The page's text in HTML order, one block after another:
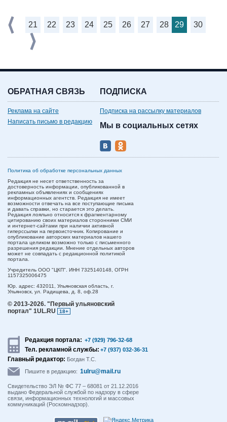
21 22 23 24 25 26 27 28 29 30
ОБРАТНАЯ СВЯЗЬ
Реклама на сайте
Написать письмо в редакцию
ПОДПИСКА
Подписка на рассылку материалов
Мы в социальных сетях
Политика об обработке персональных данных
Редакция не несет ответственность за
достоверность информации, опубликованной в
рекламных объявлениях и сообщениях
информационных агентств. Редакция не имеет
возможности отвечать на все поступающие письма
и давать справки, но старается это делать.
Редакция лояльно относится к фрагментарному
цитированию своих материалов сторонними СМИ
и интернет-сайтами при наличии активной
гиперссылки на первоисточник. Копирование и
опубликование авторских материалов нашего
портала целиком возможно только с письменного
разрешения редакции. Мнение отдельных авторов
может не совпадать с редакционной политикой
портала.
Учредитель ООО "ЦКП". ИНН 7325140148, ОГРН
1157325006475
Юр. адрес: 432011, Ульяновская область, г.
Ульяновск, ул. Радищева, д. 8, оф.28
© 2013-2026. "Первый ульяновский
портал" 1UL.RU
18+
Редакция портала: +7 (929) 796-32-68
Тел. рекламной службы: +7 (937) 032-36-31
Главный редактор: Богдан Т.С.
Пишите в редакцию: 1ulru@mail.ru
Свидетельство ЭЛ № ФС 77 – 68081 от 21.12.2016
выдано Федеральной службой по надзору в сфере
связи, информационных технологий и массовых
коммуникаций (Роскомнадзор).